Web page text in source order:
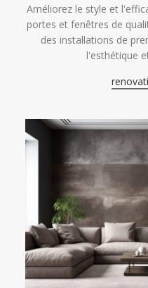
Améliorez le style et
portes et fenêtres de
des installations de
l'esthétique